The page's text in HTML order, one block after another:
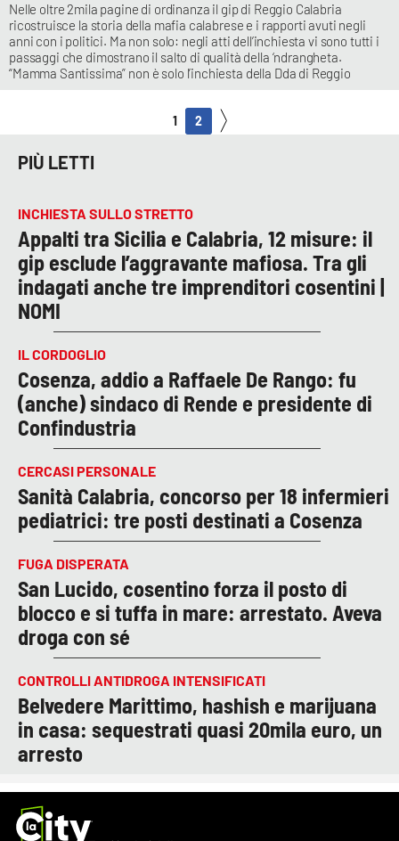
Nelle oltre 2mila pagine di ordinanza il gip di Reggio Calabria
ricostruisce la storia della mafia calabrese e i rapporti avuti negli
anni con i politici. Ma non solo: negli atti dell’inchiesta vi sono tutti i
passaggi che dimostrano il salto di qualità della ‘ndrangheta.
“Mamma Santissima” non è solo l’inchiesta della Dda di Reggio
1 2
PIÙ LETTI
INCHIESTA SULLO STRETTO
Appalti tra Sicilia e Calabria, 12 misure: il
gip esclude l’aggravante mafiosa. Tra gli
indagati anche tre imprenditori cosentini |
NOMI
IL CORDOGLIO
Cosenza, addio a Raffaele De Rango: fu
(anche) sindaco di Rende e presidente di
Confindustria
CERCASI PERSONALE
Sanità Calabria, concorso per 18 infermieri
pediatrici: tre posti destinati a Cosenza
FUGA DISPERATA
San Lucido, cosentino forza il posto di
blocco e si tuffa in mare: arrestato. Aveva
droga con sé
CONTROLLI ANTIDROGA INTENSIFICATI
Belvedere Marittimo, hashish e marijuana
in casa: sequestrati quasi 20mila euro, un
arresto